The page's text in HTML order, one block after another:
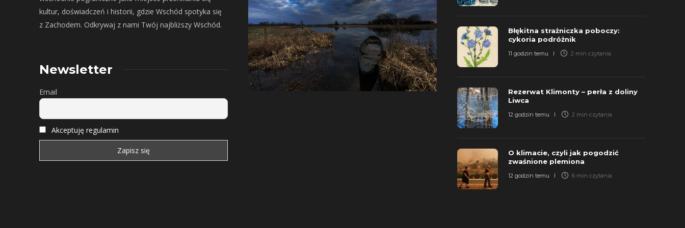
kultur, doświadczeń i historii, gdzie Wschód spotyka się
z Zachodem. Odkrywaj z nami Twój najbliższy Wschód.
Newsletter
Email
Akceptuję regulamin
Błękitna strażniczka poboczy:
cykoria podróżnik
11 godzin temu 2 min czytania
Rezerwat Klimonty – perła z doliny
Liwca
12 godzin temu 2 min czytania
O klimacie, czyli jak pogodzić
zwaśnione plemiona
12 godzin temu 6 min czytania